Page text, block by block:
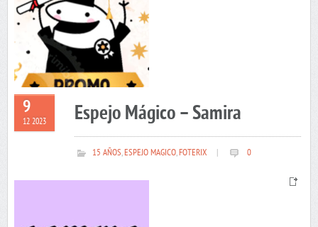
9
12 2023 Espejo Mágico – Samira
15 AÑOS,ESPEJO MAGICO,FOTERIX 0